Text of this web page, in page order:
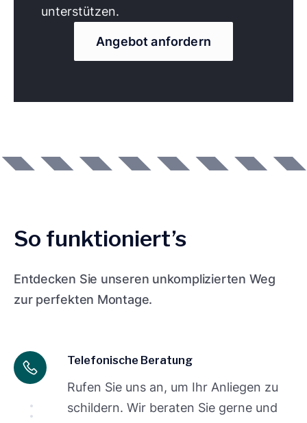
unterstützen.
Angebot anfordern
So funktioniert’s
Entdecken Sie unseren unkomplizierten Weg
zur perfekten Montage.
Telefonische Beratung
Rufen Sie uns an, um Ihr Anliegen zu
schildern. Wir beraten Sie gerne und